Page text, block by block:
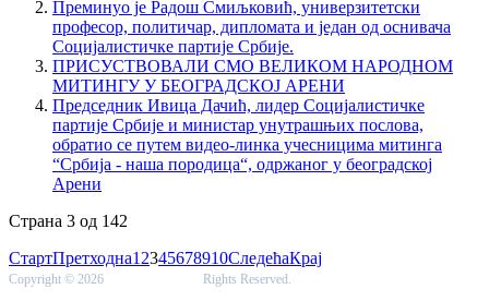
Преминуо је Радош Смиљковић, универзитетски
професор, политичар, дипломата и један од оснивача
Социјалистичке партије Србије.
ПРИСУСТВОВАЛИ СМО ВЕЛИКОМ НАРОДНОМ
МИТИНГУ У БЕОГРАДСКОЈ АРЕНИ
Председник Ивица Дачић, лидер Социјалистичке
партије Србије и министар унутрашњих послова,
обратио се путем видео-линка учесницима митинга
“Србија - наша породица“, одржаног у београдској
Арени
Страна 3 од 142
СтартПретходна1 2345678910СледећаКрај
Copyright © 2026 Rights Reserved.